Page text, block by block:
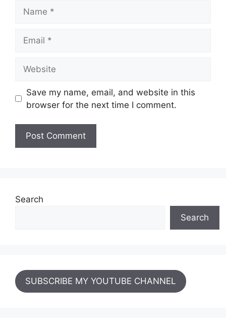
Save my name, email, and website in this
browser for the next time I comment.
Search
Search
SUBSCRIBE MY YOUTUBE CHANNEL